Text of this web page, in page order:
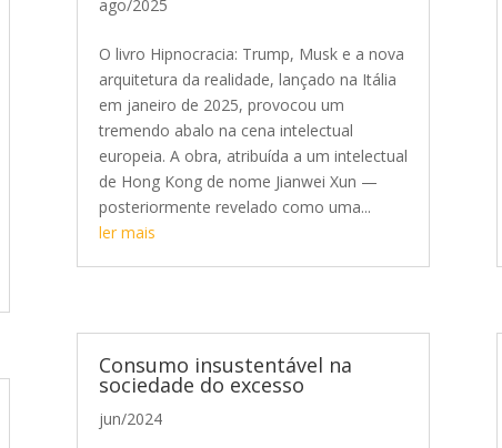
ago/2025
O livro Hipnocracia: Trump, Musk e a nova
arquitetura da realidade, lançado na Itália
em janeiro de 2025, provocou um
tremendo abalo na cena intelectual
europeia. A obra, atribuída a um intelectual
de Hong Kong de nome Jianwei Xun —
posteriormente revelado como uma...
ler mais
Consumo insustentável na
sociedade do excesso
jun/2024